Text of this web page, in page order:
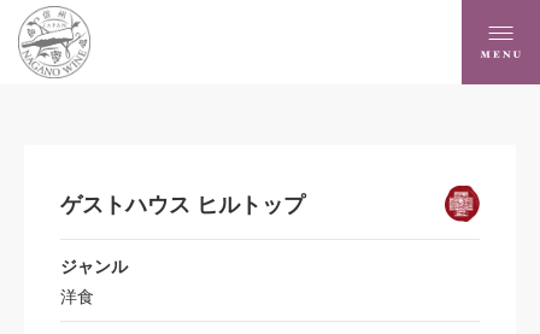
ゲストハウス ヒルトップ
ジャンル
洋食